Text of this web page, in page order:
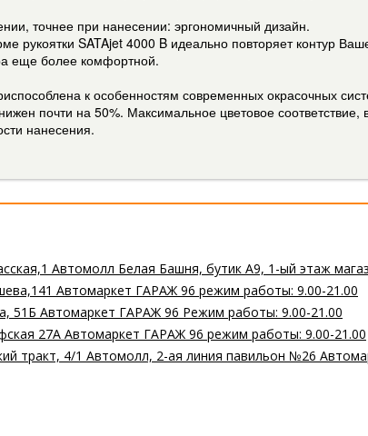
точнее при нанесении: эргономичный дизайн.
рукоятки SATAjet 4000 B идеально повторяет контур
еще более комфортной.
к особенностям современных окрасочных
почти на 50%. Максимальное цветовое
нанесения.
Автомолл Белая Башня, бутик А9, 1-ый этаж
Автомаркет ГАРАЖ 96 режим работы: 9.00-21.00
51Б Автомаркет ГАРАЖ 96 Режим работы: 9.00-21.00
27А Автомаркет ГАРАЖ 96 режим работы: 9.00-21.00
тракт, 4/1 Автомолл, 2-ая линия павильон №26